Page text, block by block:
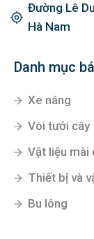
Đường Lê
Hà Nam
Danh mục
Xe nâng
Vòi tưới cây
Vật liệu mài
Thiết bị và
Bu lông